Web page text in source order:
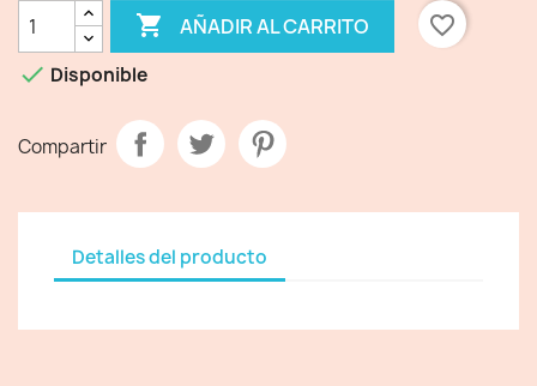
 AÑADIR AL CARRITO
favorite_border
 Disponible
Compartir
Detalles del producto